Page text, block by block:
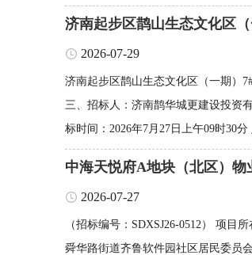
济南起步区鹊山生态文化区
2026-07-29
济南起步区鹊山生态文化区（一期）
三、招标人：济南鹊华城更建设投资
标时间：2026年7月27日上午09时30
中海天悦府A地块（北区）
2026-07-27
（招标编号：SDXSJ26-0512） 项
舜华路街道齐鲁软件园社区居民委员